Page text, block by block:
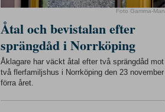
Foto Gamma-Man
Åtal och bevistalan efter
sprängdåd i Norrköping
Åklagare har väckt åtal efter två sprängdåd mot
två flerfamiljshus i Norrköping den 23 november
förra året.